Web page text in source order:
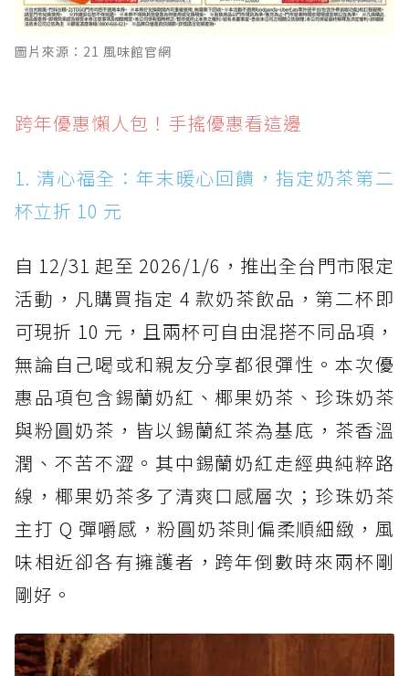
圖片來源：21 風味館官網
跨年優惠懶人包！手搖優惠看這邊
1. 清心福全：年末暖心回饋，指定奶茶第二
杯立折 10 元
自 12/31 起至 2026/1/6，推出全台門市限定
活動，凡購買指定 4 款奶茶飲品，第二杯即
可現折 10 元，且兩杯可自由混搭不同品項，
無論自己喝或和親友分享都很彈性。本次優
惠品項包含錫蘭奶紅、椰果奶茶、珍珠奶茶
與粉圓奶茶，皆以錫蘭紅茶為基底，茶香溫
潤、不苦不澀。其中錫蘭奶紅走經典純粹路
線，椰果奶茶多了清爽口感層次；珍珠奶茶
主打 Q 彈嚼感，粉圓奶茶則偏柔順細緻，風
味相近卻各有擁護者，跨年倒數時來兩杯剛
剛好。